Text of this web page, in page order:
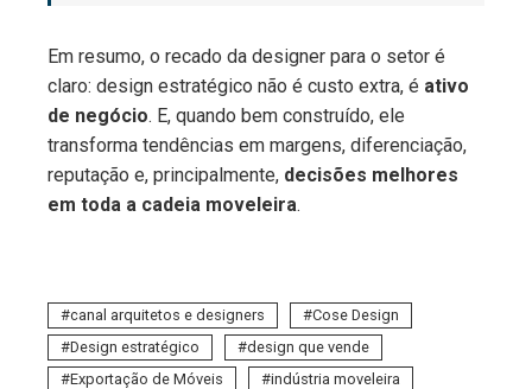
Em resumo, o recado da designer para o setor é
claro: design estratégico não é custo extra, é ativo
de negócio. E, quando bem construído, ele
transforma tendências em margens, diferenciação,
reputação e, principalmente, decisões melhores
em toda a cadeia moveleira.
canal arquitetos e designers
Cose Design
Design estratégico
design que vende
Exportação de Móveis
indústria moveleira